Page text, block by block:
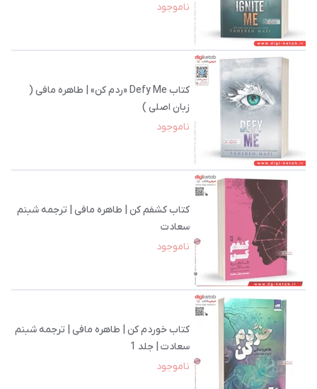
ناموجود
کتاب Defy Me «ردم کن» | طاهره مافی (
زبان اصلی )
ناموجود
کتاب کشفم کن | طاهره مافی | ترجمه شبنم
سعادت
ناموجود
کتاب خوردم کن | طاهره مافی | ترجمه شبنم
سعادت | جلد 1
ناموجود